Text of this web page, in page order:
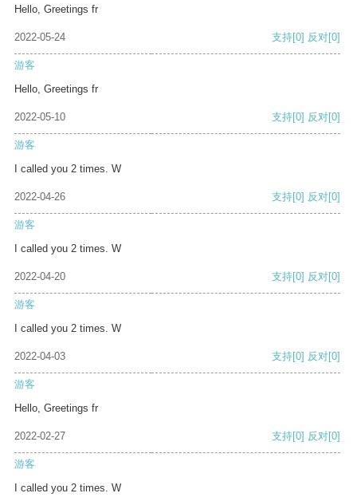
Hello, Greetings fr
2022-05-24 支持[0] 反对[0]
游客
Hello, Greetings fr
2022-05-10 支持[0] 反对[0]
游客
I called you 2 times. W
2022-04-26 支持[0] 反对[0]
游客
I called you 2 times. W
2022-04-20 支持[0] 反对[0]
游客
I called you 2 times. W
2022-04-03 支持[0] 反对[0]
游客
Hello, Greetings fr
2022-02-27 支持[0] 反对[0]
游客
I called you 2 times. W